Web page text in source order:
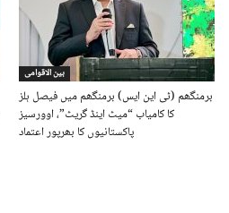
بین الاقوامی
برمنگھم (ٹی این ایس) برمنگھم میں فیصل ہلز
کا کامیاب “میٹ اینڈ گریٹ”، اوورسیز
پاکستانیوں کا بھرپور اعتماد